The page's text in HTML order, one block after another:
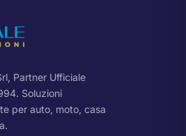
Partner Ufficiale
Soluzioni
per auto, moto, casa